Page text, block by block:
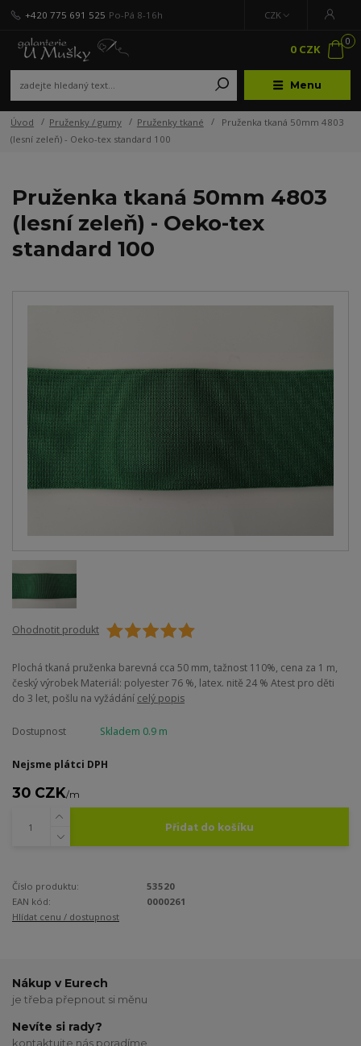
Menu
CZK
+420 775 691 525 Po-Pá 8-16h
0
0 CZK
Úvod Pruženky / gumy Pruženky tkané
Pruženka tkaná 50mm 4803
(lesní zeleň) - Oeko-tex standard 100
Pruženka tkaná 50mm 4803
(lesní zeleň) - Oeko-tex
standard 100
Ohodnotit produkt
Plochá tkaná pruženka barevná cca 50 mm, tažnost 110%, cena za 1 m,
český výrobek Materiál: polyester 76 %, latex. nitě 24 % Atest pro děti
do 3 let, pošlu na vyžádání celý popis
Dostupnost Skladem 0.9 m
Nejsme plátci DPH
30 CZK/m
Přidat do košíku
Číslo produktu:
53520
EAN kód:
0000261
Hlídat cenu / dostupnost
Nákup v Eurech
je třeba přepnout si měnu
Nevíte si rady?
kontaktujte nás poradíme